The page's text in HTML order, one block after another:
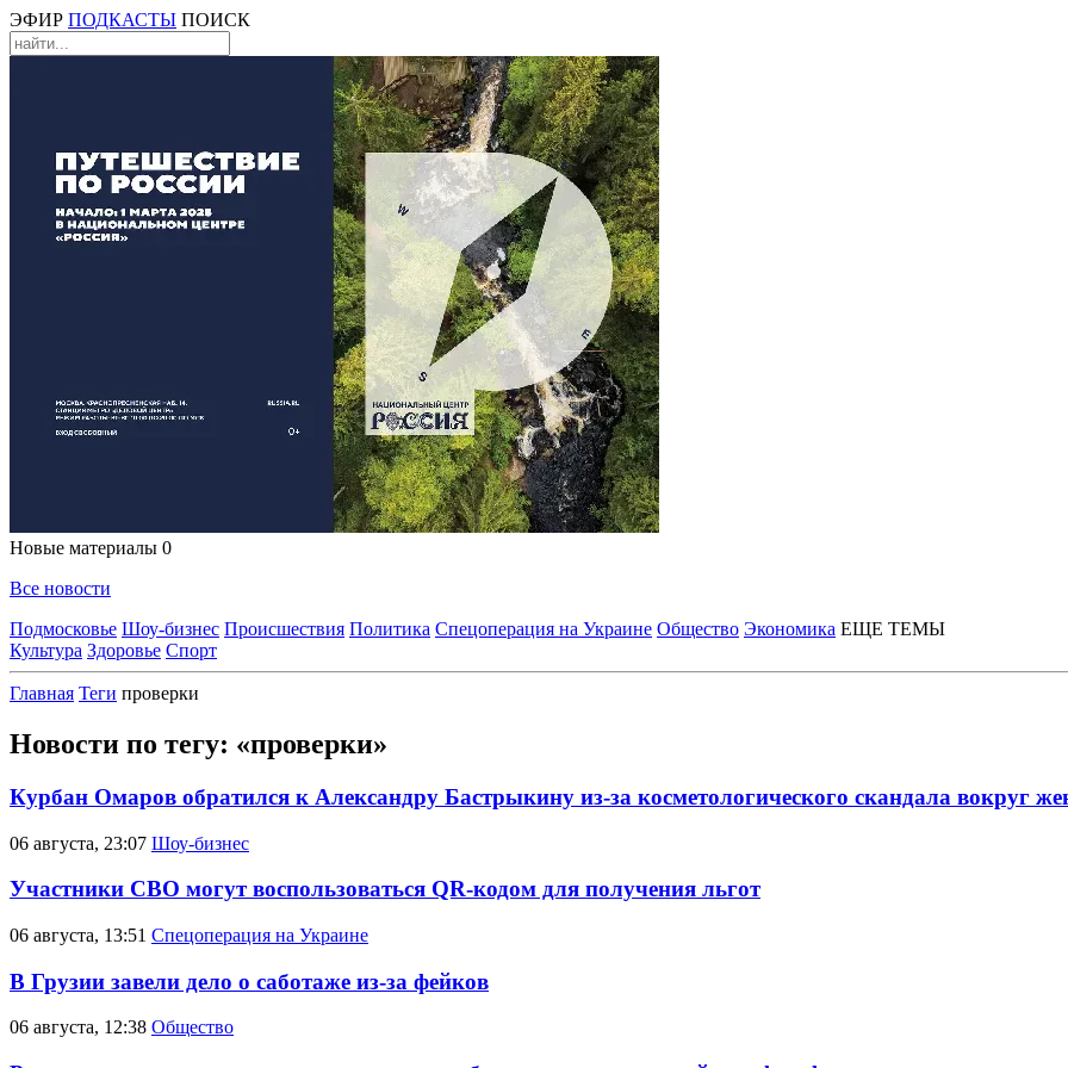
ЭФИР ПОДКАСТЫ ПОИСК
Новые материалы 0
Все новости
Подмосковье Шоу-бизнес Происшествия Политика Спецоперация на Украине Общество Экономика ЕЩЕ ТЕМЫ
Культура Здоровье Спорт
Главная Теги проверки
Новости по тегу: «проверки»
Курбан Омаров обратился к Александру Бастрыкину из-за косметологического скандала вокруг
06 августа, 23:07 Шоу-бизнес
Участники СВО могут воспользоваться QR-кодом для получения льгот
06 августа, 13:51 Спецоперация на Украине
В Грузии завели дело о саботаже из-за фейков
06 августа, 12:38 Общество